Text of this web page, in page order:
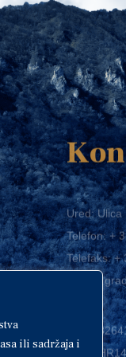
ili sadržaja i
Ured: Ulica
Telefon:+
Telefaks:+
E-mail:
OIB:
IBAN: